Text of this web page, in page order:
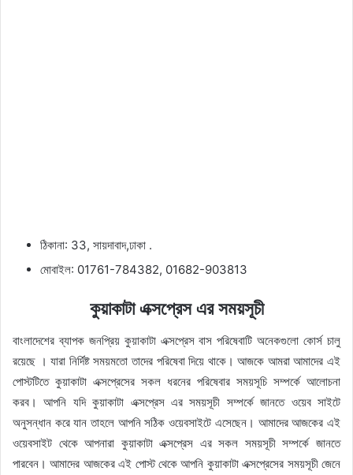
ঠিকানা: 33, সায়দাবাদ,ঢাকা .
মোবাইল: 01761-784382, 01682-903813
কুয়াকাটা এক্সপ্রেস এর সময়সূচী
বাংলাদেশের ব্যাপক জনপ্রিয় কুয়াকাটা এক্সপ্রেস বাস পরিষেবাটি অনেকগুলো কোর্স চালু
রয়েছে । যারা নির্দিষ্ট সময়মতো তাদের পরিষেবা দিয়ে থাকে। আজকে আমরা আমাদের এই
পোস্টটিতে কুয়াকাটা এক্সপ্রেসের সকল ধরনের পরিষেবার সময়সূচি সম্পর্কে আলোচনা
করব। আপনি যদি কুয়াকাটা এক্সপ্রেস এর সময়সূচী সম্পর্কে জানতে ওয়েব সাইটে
অনুসন্ধান করে যান তাহলে আপনি সঠিক ওয়েবসাইটে এসেছেন। আমাদের আজকের এই
ওয়েবসাইট থেকে আপনারা কুয়াকাটা এক্সপ্রেস এর সকল সময়সূচী সম্পর্কে জানতে
পারবেন। আমাদের আজকের এই পোস্ট থেকে আপনি কুয়াকাটা এক্সপ্রেসের সময়সূচী জেনে